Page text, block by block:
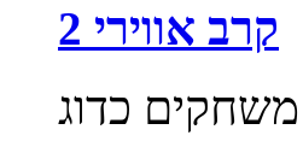
קרב אווירי 2